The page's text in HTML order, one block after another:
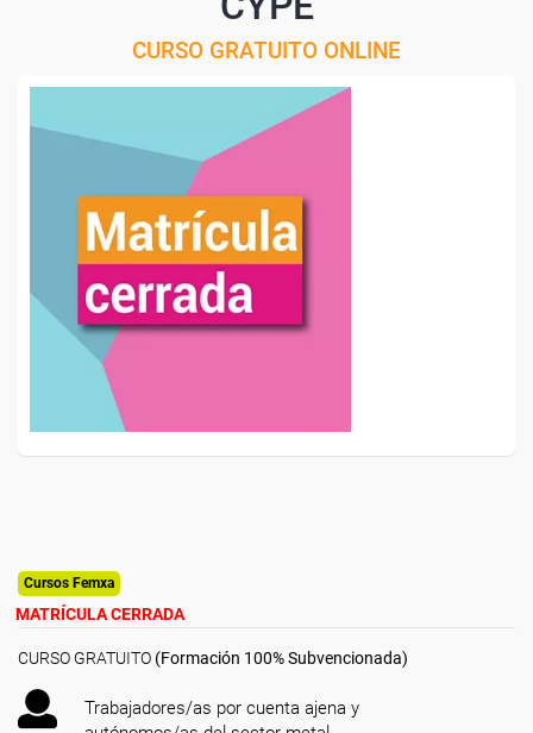
CURSO GRATUITO ONLINE
Cursos Femxa
MATRÍCULA CERRADA
CURSO GRATUITO (Formación 100% Subvencionada)
Trabajadores/as por cuenta ajena y